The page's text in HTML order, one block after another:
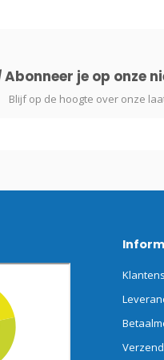
Abonneer je op onze
Blijf op de hoogte over onze